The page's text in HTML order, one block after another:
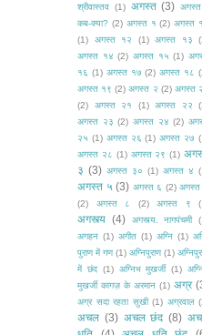
श्रीवास्तव (1) अगस्त (3)
कब-क्या? (2) अगस्त १ (2) अगस्त
(1)
अगस्त १२ (1) अगस्त १३
अगस्त १४ (2) अगस्त १५ (1)
१६ (1) अगस्त १७ (2) अगस्त १८
अगस्त १९ (2) अगस्त २ (2) अगस्त
(2)
अगस्त २१ (1) अगस्त २२
अगस्त २३ (2) अगस्त २४ (2)
२५ (1) अगस्त २६ (1) अगस्त २७
अगस्त २८ (1) अगस्त २९ (1)
३ (3) अगस्त ३० (1) अगस्त ४
अगस्त ५ (3) अगस्त ६ (2) अगस्त
(2)
अगस्त ८ (2) अगस्त ९
अगस्त्य (4) अगस्त्य. नागपंचमी
अगहन (1) अगीत (1) अग्नि (1)
पुराण में गण (1) अग्निपुराण (1)
में छंद (1) अग्निभ मुखर्जी (1)
मुखर्जी कागज़ के अरमान (1) अग्र
अग्र सदा रहता सुखी (1) अग्रवाल
अचल (3) अचल छंद (8)